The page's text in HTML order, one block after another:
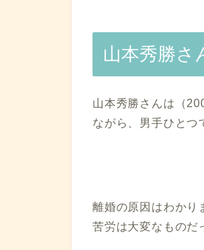
山本秀勝さ
山本秀勝さんは（
ながら、男手ひとつ
離婚の原因はわかり
苦労は大変なものだ